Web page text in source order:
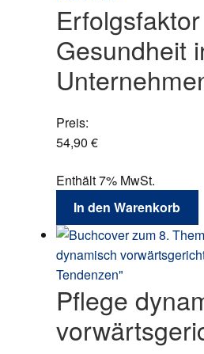
Erfolgsfaktor
Gesundheit
Preis:
54,90 €
Enthält 7% MwSt.
In den Warenkorb
Pflege